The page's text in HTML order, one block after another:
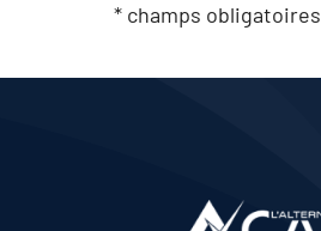
* champs obligatoires